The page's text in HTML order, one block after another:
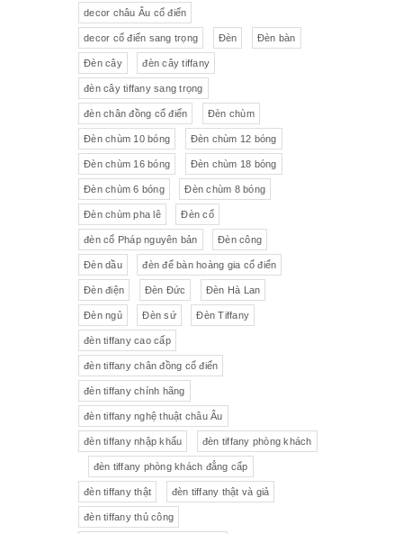
Sứ hồng
Ấm chén sứ Tiệp Bộ trà
Sữa
Tượng đồng Thảm
Độc bình Đồ đồng
Tượng sứ Đồ trang trí nhỏ
Rượu Cognac
Thực phẩm chức năng
Rượu Whisky Rượu vang
Tượng gốm Đèn bàn
Tượng Bộ trà sứ Tiệp
L'art Bronze Qualité France
Karlovy Vary
decor châu Âu cổ điển
decor cổ điển sang trọng Đèn Đèn bàn
Đèn cây đèn cây tiffany
đèn cây tiffany sang trọng
đèn chân đồng cổ điển Đèn chùm
Đèn chùm 10 bóng Đèn chùm 12 bóng
Đèn chùm 16 bóng Đèn chùm 18 bóng
Đèn chùm 6 bóng Đèn chùm 8 bóng
Đèn chùm pha lê Đèn cổ
đèn cổ Pháp nguyên bản Đèn công
Đèn dầu đèn để bàn hoàng gia cổ điển
Đèn điện Đèn Đức Đèn Hà Lan
Đèn ngủ Đèn sứ Đèn Tiffany
đèn tiffany cao cấp
đèn tiffany chân đồng cổ điển
đèn tiffany chính hãng
đèn tiffany nghệ thuật châu Âu
đèn tiffany nhập khẩu đèn tiffany phòng khách
đèn tiffany phòng khách đẳng cấp
đèn tiffany thật đèn tiffany thật và giả
đèn tiffany thủ công